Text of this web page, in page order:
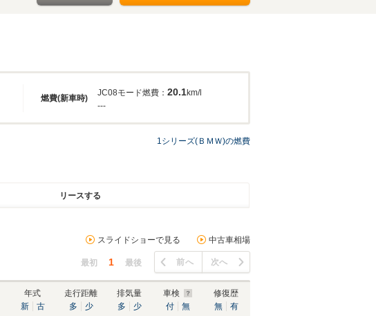
燃費(新車時)
JC08モード燃費： 20.1km/l
---
1シリーズ(ＢＭＷ)の燃費
リースする
スライドショーで見る 中古車相場
最初 1 最後 前へ 次へ
年式
新
古
走行距離
多
少
排気量
多
少
車検
付
無
修復歴
無
有